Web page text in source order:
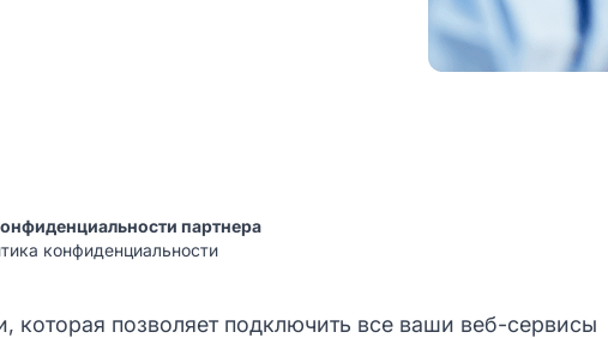
партнера
конфиденциальности
которая позволяет подключить все ваши веб-сервисы